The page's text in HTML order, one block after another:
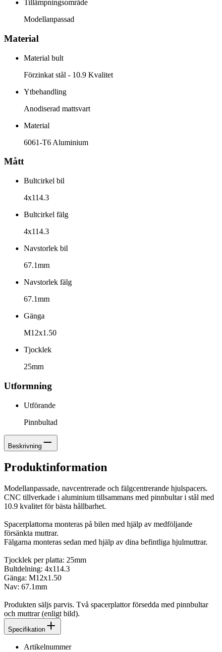
Tillämpningsområde
Modellanpassad
Material
Material bult
Förzinkat stål - 10.9 Kvalitet
Ytbehandling
Anodiserad mattsvart
Material
6061-T6 Aluminium
Mått
Bultcirkel bil
4x114.3
Bultcirkel fälg
4x114.3
Navstorlek bil
67.1mm
Navstorlek fälg
67.1mm
Gänga
M12x1.50
Tjocklek
25mm
Utformning
Utförande
Pinnbultad
Beskrivning
Produktinformation
Modellanpassade, navcentrerade och fälgcentrerande hjulspacers.
CNC tillverkade i aluminium tillsammans med pinnbultar i stål med
10.9 kvalitet för bästa hållbarhet.
Spacerplattorna monteras på bilen med hjälp av medföljande
försänkta muttrar.
Fälgarna monteras sedan med hjälp av dina befintliga hjulmuttrar.
Tjocklek per platta: 25mm
Bultdelning: 4x114.3
Gänga: M12x1.50
Nav: 67.1mm
Produkten säljs parvis. Två spacerplattor försedda med pinnbultar
och muttrar (enligt bild).
Specifikation
Artikelnummer